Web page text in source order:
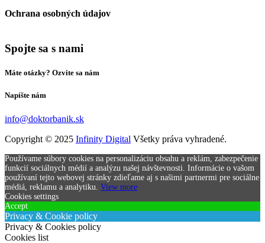
Ochrana osobných údajov
Spojte sa s nami
Máte otázky? Ozvite sa nám
Napíšte nám
info@doktorbanik.sk
Copyright © 2025 Infinity Digital Všetky práva vyhradené.
Používame súbory cookies na personalizáciu obsahu a reklám, zabezpečenie
funkcií sociálnych médií a analýzu našej návštevnosti. Informácie o vašom
používaní tejto webovej stránky zdieľame aj s našimi partnermi pre sociálne
médiá, reklamu a analytiku. View more
Cookies settings
Accept
Privacy & Cookie policy
Privacy & Cookies policy
Cookies list